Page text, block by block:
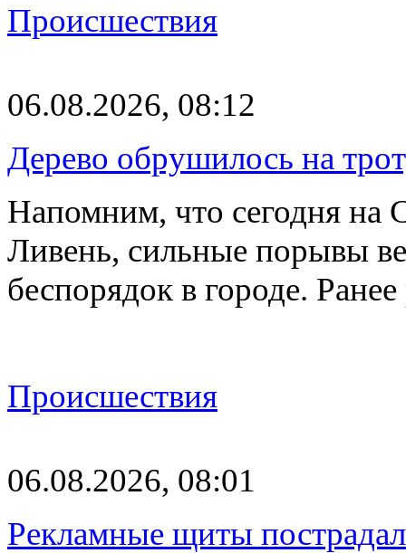
Происшествия
06.08.2026, 08:12
Дерево обрушилось на
Напомним, что сегодня на
Ливень, сильные порывы
беспорядок в городе.
Происшествия
06.08.2026, 08:01
Рекламные щиты